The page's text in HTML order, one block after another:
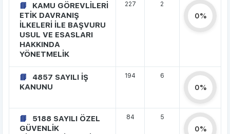
KAMU GÖREVLİLERİ
ETİK DAVRANIŞ
İLKELERİ İLE BAŞVURU
USUL VE ESASLARI
HAKKINDA
YÖNETMELİK
227 2
0%
4857 SAYILI İŞ
KANUNU
194 6
0%
5188 SAYILI ÖZEL
GÜVENLİK
84 5
0%